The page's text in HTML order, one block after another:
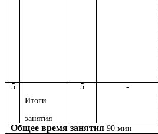
5.
Итоги
занятия
5 -
Общее время занятия90 мин